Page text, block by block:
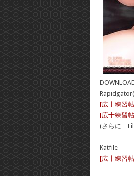
[広十練習
[広十練習
(さらに
Katfile
[広十練習